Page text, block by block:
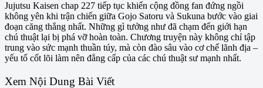
Jujutsu Kaisen chap 227 tiếp tục khiến cộng đồng fan đứng ngồi
không yên khi trận chiến giữa Gojo Satoru và Sukuna bước vào giai
đoạn căng thẳng nhất. Những gì tưởng như đã chạm đến giới hạn
chú thuật lại bị phá vỡ hoàn toàn. Chương truyện này không chỉ tập
trung vào sức mạnh thuần túy, mà còn đào sâu vào cơ chế lãnh địa –
yếu tố cốt lõi làm nên đẳng cấp của các chú thuật sư mạnh nhất.
Xem Nội Dung Bài Viết